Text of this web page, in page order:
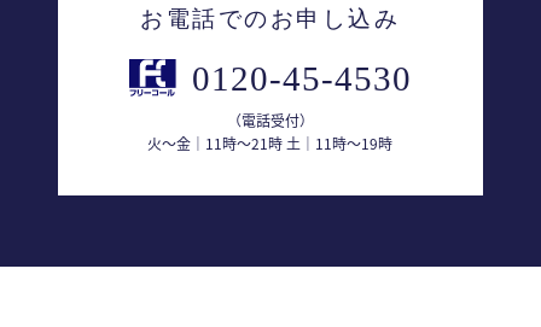
お電話でのお申し込み
0120-45-4530
（電話受付）
火〜金｜11時〜21時 土｜11時〜19時